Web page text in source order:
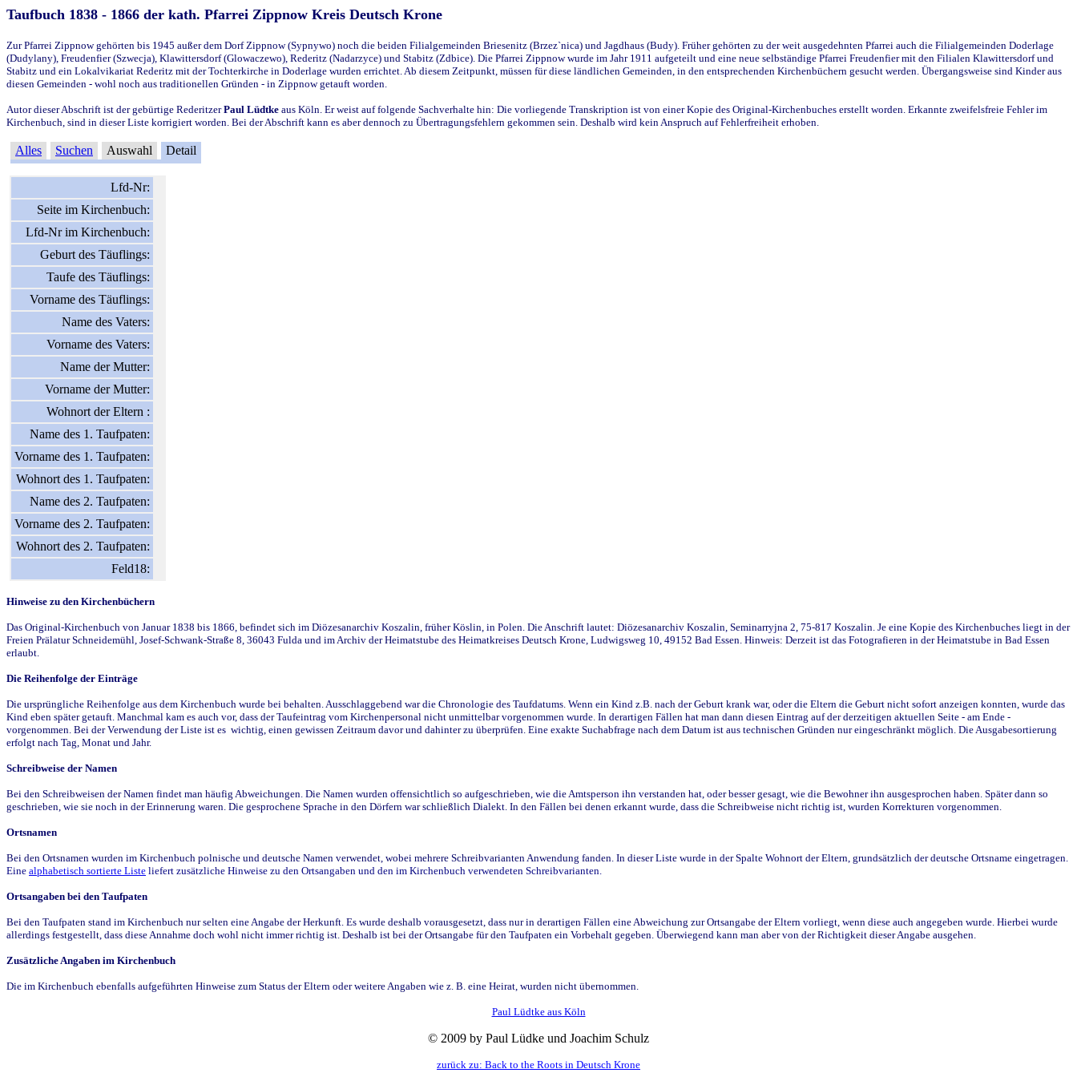
Taufbuch 1838 - 1866 der kath. Pfarrei Zippnow Kreis Deutsch Krone
Zur Pfarrei Zippnow gehörten bis 1945 außer dem Dorf Zippnow (Sypnywo) noch die beiden Filialgemeinden Briesenitz (Brzez`nica) und Jagdhaus (Budy). Früher gehörten zu der weit ausgedehnten Pfarrei auch die Filialgemeinden Doderlage
(Dudylany), Freudenfier (Szwecja), Klawittersdorf (Glowaczewo), Rederitz (Nadarzyce) und Stabitz (Zdbice). Die Pfarrei Zippnow wurde im Jahr 1911 aufgeteilt und eine neue selbständige Pfarrei Freudenfier mit den Filialen Klawittersdorf und
Stabitz und ein Lokalvikariat Rederitz mit der Tochterkirche in Doderlage wurden errichtet. Ab diesem Zeitpunkt, müssen für diese ländlichen Gemeinden, in den entsprechenden Kirchenbüchern gesucht werden. Übergangsweise sind Kinder aus
diesen Gemeinden - wohl noch aus traditionellen Gründen - in Zippnow getauft worden.
Autor dieser Abschrift ist der gebürtige RederitzerPaul Lüdtke aus Köln. Er weist auf folgende Sachverhalte hin: Die vorliegende Transkription ist von einer Kopie des Original-Kirchenbuches erstellt worden. Erkannte zweifelsfreie Fehler im
Kirchenbuch, sind in dieser Liste korrigiert worden. Bei der Abschrift kann es aber dennoch zu Übertragungsfehlern gekommen sein. Deshalb wird kein Anspruch auf Fehlerfreiheit erhoben.
Alles Suchen Auswahl Detail
Lfd-Nr:
Seite im Kirchenbuch:
Lfd-Nr im Kirchenbuch:
Geburt des Täuflings:
Taufe des Täuflings:
Vorname des Täuflings:
Name des Vaters:
Vorname des Vaters:
Name der Mutter:
Vorname der Mutter:
Wohnort der Eltern :
Name des 1. Taufpaten:
Vorname des 1. Taufpaten:
Wohnort des 1. Taufpaten:
Name des 2. Taufpaten:
Vorname des 2. Taufpaten:
Wohnort des 2. Taufpaten:
Feld18:
Hinweise zu den Kirchenbüchern
Das Original-Kirchenbuch von Januar 1838 bis 1866, befindet sich im Diözesanarchiv Koszalin, früher Köslin, in Polen. Die Anschrift lautet: Diözesanarchiv Koszalin, Seminarryjna 2, 75-817 Koszalin. Je eine Kopie des Kirchenbuches liegt in der
Freien Prälatur Schneidemühl, Josef-Schwank-Straße 8, 36043 Fulda und im Archiv der Heimatstube des Heimatkreises Deutsch Krone, Ludwigsweg 10, 49152 Bad Essen. Hinweis: Derzeit ist das Fotografieren in der Heimatstube in Bad Essen
erlaubt.
Die Reihenfolge der Einträge
Die ursprüngliche Reihenfolge aus dem Kirchenbuch wurde bei behalten. Ausschlaggebend war die Chronologie des Taufdatums. Wenn ein Kind z.B. nach der Geburt krank war, oder die Eltern die Geburt nicht sofort anzeigen konnten, wurde das
Kind eben später getauft. Manchmal kam es auch vor, dass der Taufeintrag vom Kirchenpersonal nicht unmittelbar vorgenommen wurde. In derartigen Fällen hat man dann diesen Eintrag auf der derzeitigen aktuellen Seite - am Ende -
vorgenommen. Bei der Verwendung der Liste ist es wichtig, einen gewissen Zeitraum davor und dahinter zu überprüfen. Eine exakte Suchabfrage nach dem Datum ist aus technischen Gründen nur eingeschränkt möglich. Die Ausgabesortierung
erfolgt nach Tag, Monat und Jahr.
Schreibweise der Namen
Bei den Schreibweisen der Namen findet man häufig Abweichungen. Die Namen wurden offensichtlich so aufgeschrieben, wie die Amtsperson ihn verstanden hat, oder besser gesagt, wie die Bewohner ihn ausgesprochen haben. Später dann so
geschrieben, wie sie noch in der Erinnerung waren. Die gesprochene Sprache in den Dörfern war schließlich Dialekt. In den Fällen bei denen erkannt wurde, dass die Schreibweise nicht richtig ist, wurden Korrekturen vorgenommen.
Ortsnamen
Bei den Ortsnamen wurden im Kirchenbuch polnische und deutsche Namen verwendet, wobei mehrere Schreibvarianten Anwendung fanden. In dieser Liste wurde in der Spalte Wohnort der Eltern, grundsätzlich der deutsche Ortsname eingetragen.
Eine alphabetisch sortierte Liste liefert zusätzliche Hinweise zu den Ortsangaben und den im Kirchenbuch verwendeten Schreibvarianten.
Ortsangaben bei den Taufpaten
Bei den Taufpaten stand im Kirchenbuch nur selten eine Angabe der Herkunft. Es wurde deshalb vorausgesetzt, dass nur in derartigen Fällen eine Abweichung zur Ortsangabe der Eltern vorliegt, wenn diese auch angegeben wurde. Hierbei wurde
allerdings festgestellt, dass diese Annahme doch wohl nicht immer richtig ist. Deshalb ist bei der Ortsangabe für den Taufpaten ein Vorbehalt gegeben. Überwiegend kann man aber von der Richtigkeit dieser Angabe ausgehen.
Zusätzliche Angaben im Kirchenbuch
Die im Kirchenbuch ebenfalls aufgeführten Hinweise zum Status der Eltern oder weitere Angaben wie z. B. eine Heirat, wurden nicht übernommen.
Paul Lüdtke aus Köln
© 2009 by Paul Lüdke und Joachim Schulz
zurück zu: Back to the Roots in Deutsch Krone